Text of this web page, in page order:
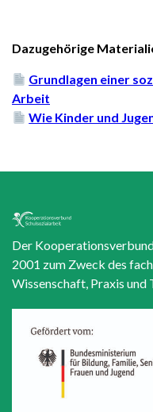
Dazugehörige
Grundlagen einer
Arbeit
Wie Kinder und
Der
2001 zum Zweck des
Wissenschaft, Praxis und